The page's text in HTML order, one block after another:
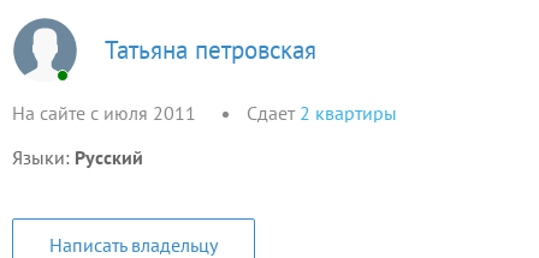
Татьяна петровская
На сайте с июля 2011 Сдает 2 квартиры
Языки: Русский
Написать владельцу